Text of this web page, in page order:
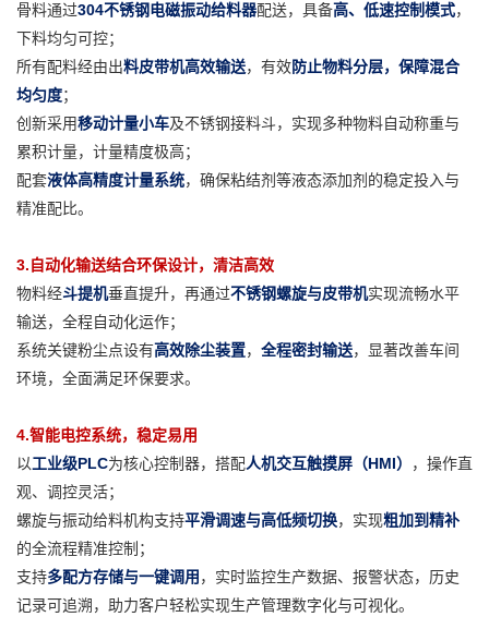
骨料通过304不锈钢电磁振动给料器配送，具备高、低速控制模式，
下料均匀可控；
所有配料经由出料皮带机高效输送，有效防止物料分层，保障混合
均匀度；
创新采用移动计量小车及不锈钢接料斗，实现多种物料自动称重与
累积计量，计量精度极高；
配套液体高精度计量系统，确保粘结剂等液态添加剂的稳定投入与
精准配比。
3.自动化输送结合环保设计，清洁高效
物料经斗提机垂直提升，再通过不锈钢螺旋与皮带机实现流畅水平
输送，全程自动化运作；
系统关键粉尘点设有高效除尘装置， 全程密封输送，显著改善车间
环境，全面满足环保要求。
4.智能电控系统，稳定易用
以工业级PLC为核心控制器，搭配人机交互触摸屏（HMI）
，操作直
观、调控灵活；
螺旋与振动给料机构支持平滑调速与高低频切换，实现粗加到精补
的全流程精准控制；
支持多配方存储与一键调用 ，实时监控生产数据、报警状态，历史
记录可追溯，助力客户轻松实现生产管理数字化与可视化。